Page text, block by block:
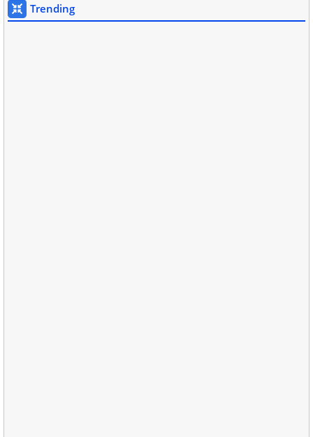
Trending